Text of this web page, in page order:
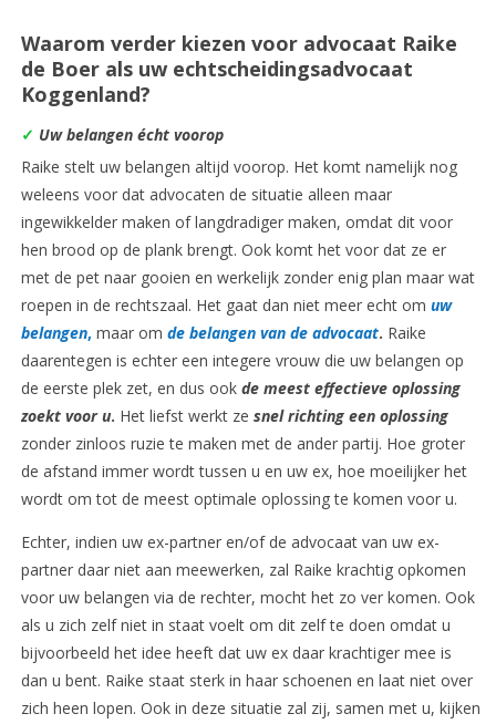
Waarom verder kiezen voor advocaat Raike
de Boer als uw echtscheidingsadvocaat
Koggenland?
✓ Uw belangen écht voorop
Raike stelt uw belangen altijd voorop. Het komt namelijk nog
weleens voor dat advocaten de situatie alleen maar
ingewikkelder maken of langdradiger maken, omdat dit voor
hen brood op de plank brengt. Ook komt het voor dat ze er
met de pet naar gooien en werkelijk zonder enig plan maar wat
roepen in de rechtszaal. Het gaat dan niet meer echt om uw
belangen, maar om de belangen van de advocaat. Raike
daarentegen is echter een integere vrouw die uw belangen op
de eerste plek zet, en dus ook de meest effectieve oplossing
zoekt voor u. Het liefst werkt ze snel richting een oplossing
zonder zinloos ruzie te maken met de ander partij. Hoe groter
de afstand immer wordt tussen u en uw ex, hoe moeilijker het
wordt om tot de meest optimale oplossing te komen voor u.
Echter, indien uw ex-partner en/of de advocaat van uw ex-
partner daar niet aan meewerken, zal Raike krachtig opkomen
voor uw belangen via de rechter, mocht het zo ver komen. Ook
als u zich zelf niet in staat voelt om dit zelf te doen omdat u
bijvoorbeeld het idee heeft dat uw ex daar krachtiger mee is
dan u bent. Raike staat sterk in haar schoenen en laat niet over
zich heen lopen. Ook in deze situatie zal zij, samen met u, kijken